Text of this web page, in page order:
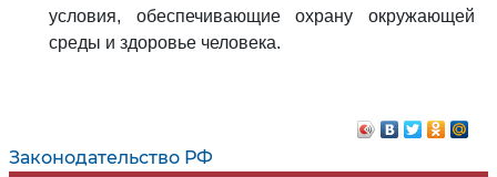
Законодательство РФ
условия, обеспечивающие охрану окружающей
среды и здоровье человека.